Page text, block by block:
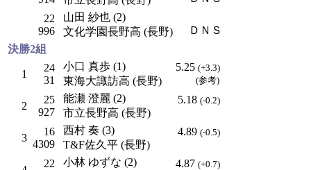
22
996
山田 紗也 (2)
文化学園長野高 (長野)
ＤＮＳ
決勝2組
1
24
31
小口 真歩 (1)
東海大諏訪高 (長野)
5.25 (+3.3)
(参考)
2
25
927
能瀬 澄麗 (2)
市立長野高 (長野)
5.18 (-0.2)
3
16
4309
西村 奏 (3)
T&F佐久平 (長野)
4.89 (-0.5)
22
小林 ゆずな (2)
4.87 (+0.7)